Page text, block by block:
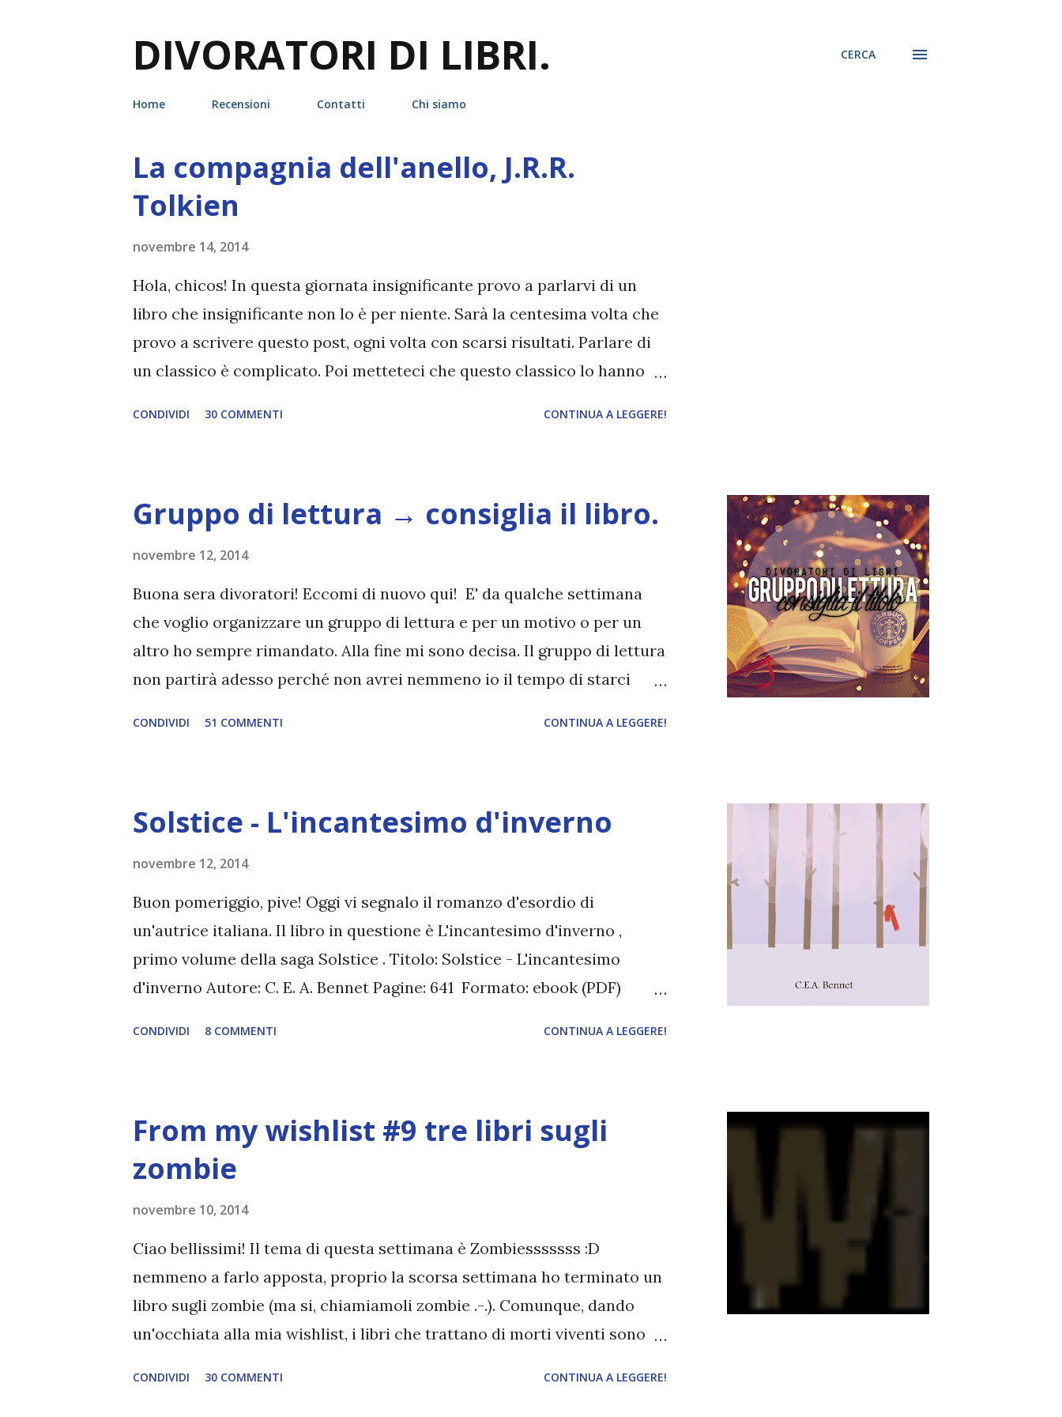
DIVORATORI DI LIBRI. CERCA
Home Recensioni Contatti Chi siamo
La compagnia dell'anello, J.R.R.
Tolkien
novembre 14, 2014
Hola, chicos! In questa giornata insignificante provo a parlarvi di un
libro che insignificante non lo è per niente. Sarà la centesima volta che
provo a scrivere questo post, ogni volta con scarsi risultati. Parlare di
un classico è complicato. Poi metteteci che questo classico lo hanno
gli stessi motivi citati poc'anzi, mi sembra piuttosto inutile lasciarvi la
sempre piaciuti, ci sono persino cresciuta. Da brava lettrice non potevo
non leggere anche i libri. Probabilmente il film mi avrà influenzata un
po' ed è stato impossibile durante la lett...
CONDIVIDI 30 COMMENTI CONTINUA A LEGGERE!
Gruppo di lettura → consiglia il libro.
novembre 12, 2014
Buona sera divoratori! Eccomi di nuovo qui! E' da qualche settimana
che voglio organizzare un gruppo di lettura e per un motivo o per un
altro ho sempre rimandato. Alla fine mi sono decisa. Il gruppo di lettura
non partirà adesso perché non avrei nemmeno io il tempo di starci
prossima settimana aprirò un sondaggio o qualcosa del genere e
CONDIVIDI 51 COMMENTI CONTINUA A LEGGERE!
Solstice - L'incantesimo d'inverno
novembre 12, 2014
Buon pomeriggio, pive! Oggi vi segnalo il romanzo d'esordio di
un'autrice italiana. Il libro in questione è L'incantesimo d'inverno ,
primo volume della saga Solstice . Titolo: Solstice - L'incantesimo
d'inverno Autore: C. E. A. Bennet Pagine: 641 Formato: ebook (PDF)
Constance. Vivono a Saint Claire, tranquilla cittadina del Connecticut,
insieme alla madre Kate e alla misteriosa donna comparsa nelle loro
sono donne normali, ma streghe costrette a nascondere la loro natura
e i loro poteri per rispettare le leggi dei Custodi, ai quali devono
obbedienza. Leggi che Emma ha infranto quando era solo...
CONDIVIDI 8 COMMENTI CONTINUA A LEGGERE!
From my wishlist #9 tre libri sugli
zombie
novembre 10, 2014
Ciao bellissimi! Il tema di questa settimana è Zombiesssssss :D
nemmeno a farlo apposta, proprio la scorsa settimana ho terminato un
libro sugli zombie (ma si, chiamiamoli zombie .-.). Comunque, dando
un'occhiata alla mia wishlist, i libri che trattano di morti viventi sono
CONDIVIDI 30 COMMENTI CONTINUA A LEGGERE!